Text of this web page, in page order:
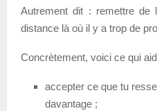
Autrement dit : remettre
distance là où il y a trop de
Concrètement, voici ce qui
accepter ce que tu
davantage ;